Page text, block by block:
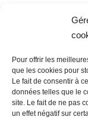
Pour offrir les
que les cookies pour
Le fait de consentir à
données telles que le
site. Le fait de ne pas
un effet négatif sur
Nous
Politique de